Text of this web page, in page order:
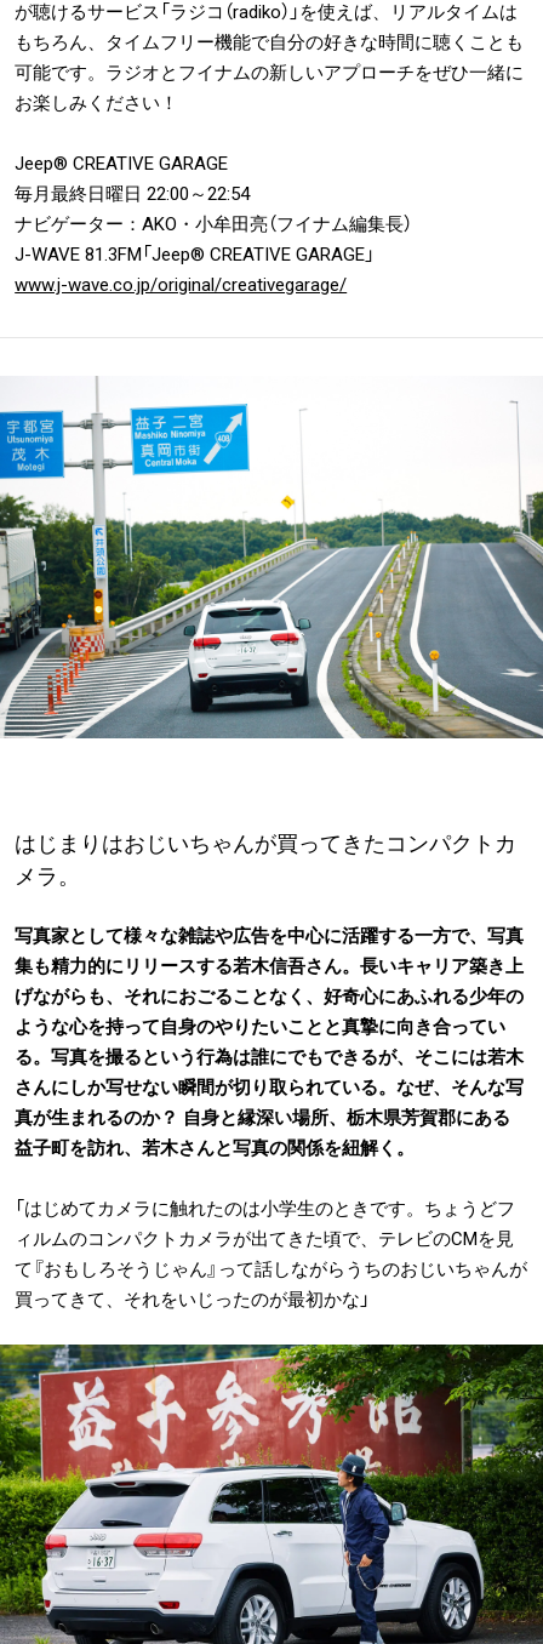
が聴けるサービス「ラジコ（radiko）」を使えば、リアルタイムは
もちろん、タイムフリー機能で自分の好きな時間に聴くことも
可能です。ラジオとフイナムの新しいアプローチをぜひ一緒に
お楽しみください！
Jeep® CREATIVE GARAGE
毎月最終日曜日 22:00～22:54
ナビゲーター：AKO・小牟田亮（フイナム編集長）
J-WAVE 81.3FM「Jeep® CREATIVE GARAGE」
www.j-wave.co.jp/original/creativegarage/
はじまりはおじいちゃんが買ってきたコンパクトカ
メラ。
写真家として様々な雑誌や広告を中心に活躍する一方で、写真
集も精力的にリリースする若木信吾さん。長いキャリア築き上
げながらも、それにおごることなく、好奇心にあふれる少年の
ような心を持って自身のやりたいことと真摯に向き合ってい
る。写真を撮るという行為は誰にでもできるが、そこには若木
さんにしか写せない瞬間が切り取られている。なぜ、そんな写
真が生まれるのか？ 自身と縁深い場所、栃木県芳賀郡にある
益子町を訪れ、若木さんと写真の関係を紐解く。
「はじめてカメラに触れたのは小学生のときです。ちょうどフ
ィルムのコンパクトカメラが出てきた頃で、テレビのCMを見
て『おもしろそうじゃん』って話しながらうちのおじいちゃんが
買ってきて、それをいじったのが最初かな」